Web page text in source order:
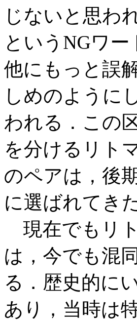
じないと思わ
というNGワ
他にもっと誤
しめのように
われる．この
を分けるリト
のペアは，後
に選ばれてき
現在でもリ
は，今でも混
る．歴史的に
あり，当時は